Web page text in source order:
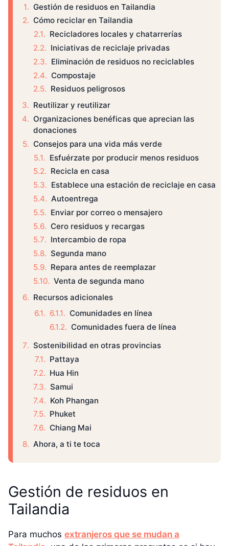
Gestión de residuos en Tailandia
Cómo reciclar en Tailandia
Recicladores locales y chatarrerías
Iniciativas de reciclaje privadas
Eliminación de residuos no reciclables
Compostaje
Residuos peligrosos
Reutilizar y reutilizar
Organizaciones benéficas que aprecian las
donaciones
Consejos para una vida más verde
Esfuérzate por producir menos residuos
Recicla en casa
Establece una estación de reciclaje en casa
Autoentrega
Enviar por correo o mensajero
Cero residuos y recargas
Intercambio de ropa
Segunda mano
Repara antes de reemplazar
Venta de segunda mano
Recursos adicionales
Comunidades en línea
Comunidades fuera de línea
Sostenibilidad en otras provincias
Pattaya
Hua Hin
Samui
Koh Phangan
Phuket
Chiang Mai
Ahora, a ti te toca
Gestión de residuos en
Tailandia
Para muchos extranjeros que se mudan a